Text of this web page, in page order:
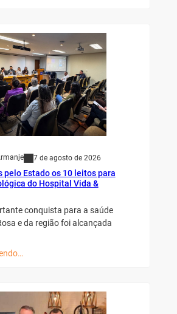
7 de agosto de 2026
pelo Estado os 10 leitos para
do Hospital Vida &
conquista para a saúde
e da região foi alcançada